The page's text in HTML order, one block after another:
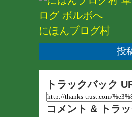
にほんブログ村
投
トラックバック
コメント & トラ